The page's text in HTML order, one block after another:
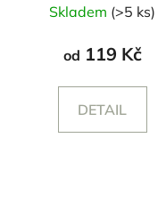
Skladem (>5 ks)
od 119 Kč
DETAIL